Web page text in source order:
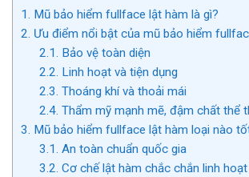
1. Mũ bảo hiểm fullface lật hàm là gì?
2. Ưu điểm nổi bật của mũ bảo hiểm
2.1. Bảo vệ toàn diện
2.2. Linh hoạt và tiện dụng
2.3. Thoáng khí và thoải mái
2.4. Thẩm mỹ mạnh mẽ, đậm chất thể
3. Mũ bảo hiểm fullface lật hàm loại nào
3.1. An toàn chuẩn quốc gia
3.2. Cơ chế lật hàm chắc chắn linh hoạt